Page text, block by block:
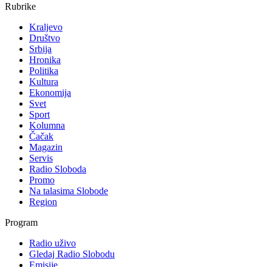
Rubrike
Kraljevo
Društvo
Srbija
Hronika
Politika
Kultura
Ekonomija
Svet
Sport
Kolumna
Čačak
Magazin
Servis
Radio Sloboda
Promo
Na talasima Slobode
Region
Program
Radio uživo
Gledaj Radio Slobodu
Emisije